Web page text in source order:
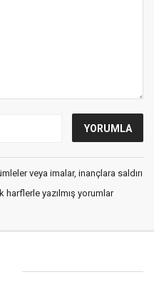
veya imalar, inançlara saldırı
harflerle yazılmış yorumlar